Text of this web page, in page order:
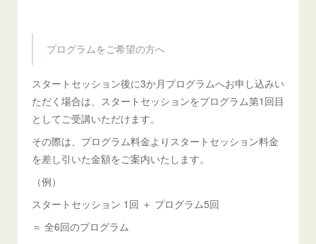
プログラムをご希望の方へ
スタートセッション後に3か月プログラムへお申し込みい
ただく場合は、スタートセッションをプログラム第1回目
としてご受講いただけます。
その際は、プログラム料金よりスタートセッション料金
を差し引いた金額をご案内いたします。
（例）
スタートセッション 1回 ＋ プログラム5回
＝ 全6回のプログラム